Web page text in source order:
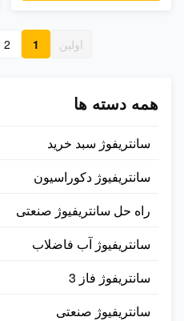
solids moisture. By adjusting
اولین 1
2
همه دسته ها
سانتریفوژ سبد خرید
سانتریفیوژ دکوراسیون
راه حل سانتریفیوژ صنعتی
سانتریفیوژ آب فاضلاب
سانتریفوژ فاز 3
سانتریفیوژ صنعتی